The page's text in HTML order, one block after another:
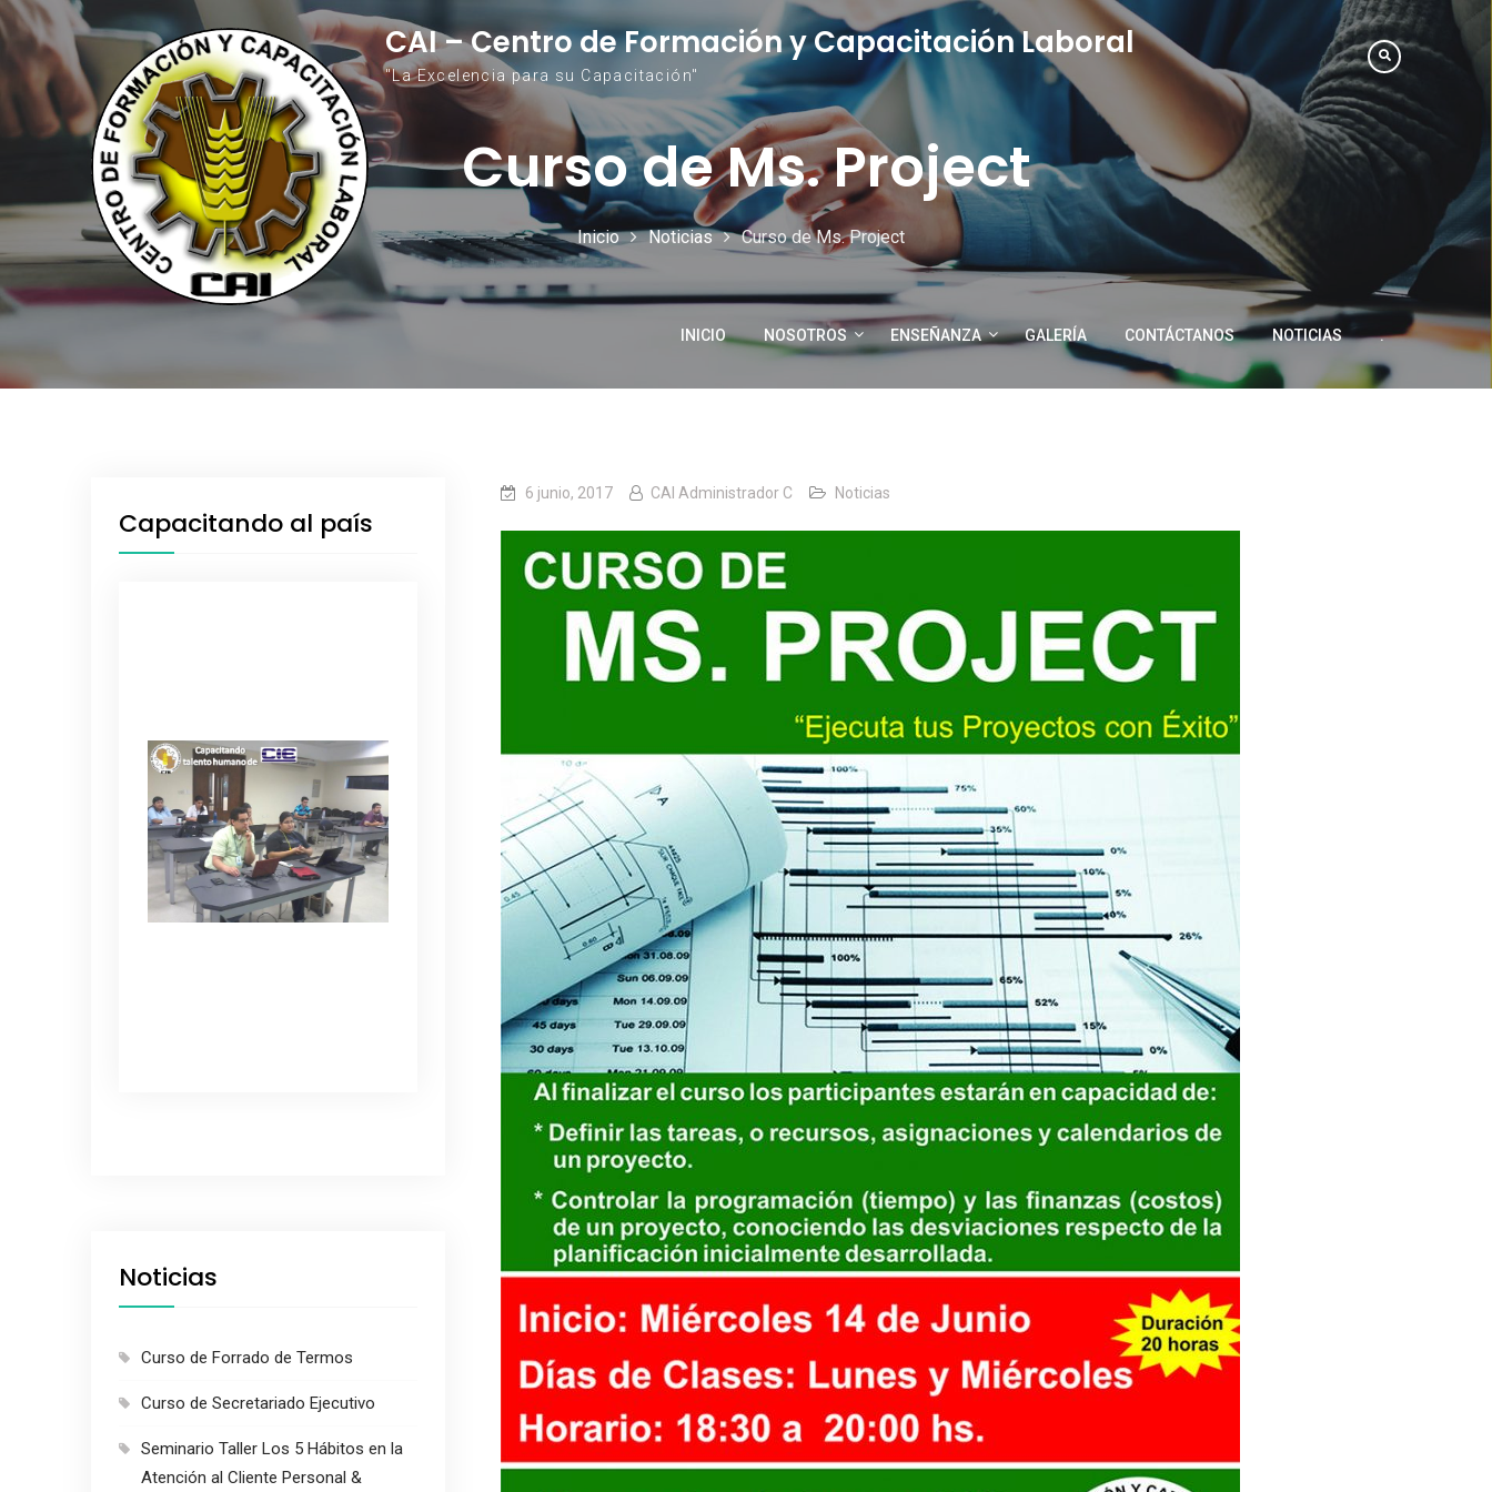
Saltar al contenido
CAI – Centro de Formación y Capacitación Laboral
"La Excelencia para su Capacitación"
INICIO NOSOTROS ENSEÑANZA GALERÍA CONTÁCTANOS NOTICIAS .
Curso de Ms. Project
Inicio Noticias Curso de Ms. Project
6 junio, 2017 CAI Administrador C Noticias
Capacitando al país
Noticias
Curso de Forrado de Termos
Curso de Secretariado Ejecutivo
Seminario Taller Los 5 Hábitos en la
Atención al Cliente Personal &